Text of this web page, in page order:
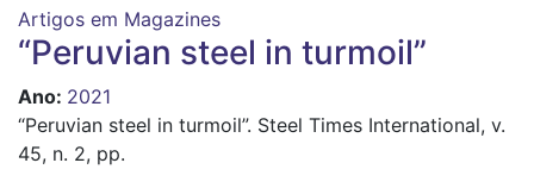
Artigos em Magazines
“Peruvian steel in turmoil”
Ano: 2021
“Peruvian steel in turmoil”. Steel Times International, v.
45, n. 2, pp.